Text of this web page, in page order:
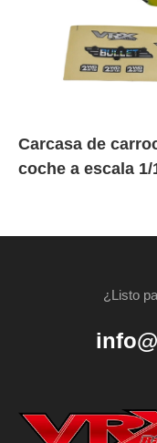
Carcasa de
coche a escala 1/
¿Listo